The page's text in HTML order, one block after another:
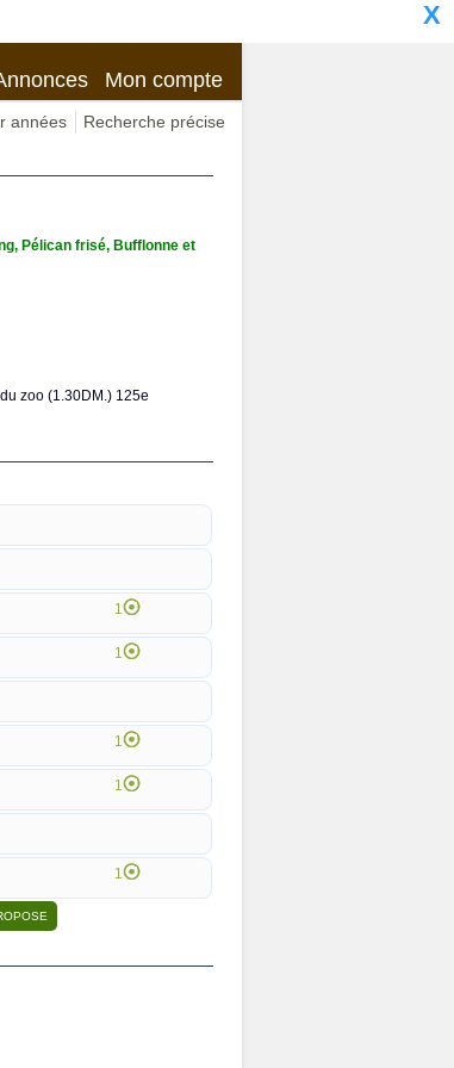
X
Mon compte
années Recherche précise
Pélican frisé, Bufflonne et
zoo (1.30DM.) 125e
1
1
1
1
1